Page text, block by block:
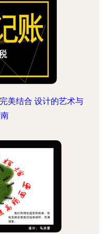
美结合 设计的艺术与